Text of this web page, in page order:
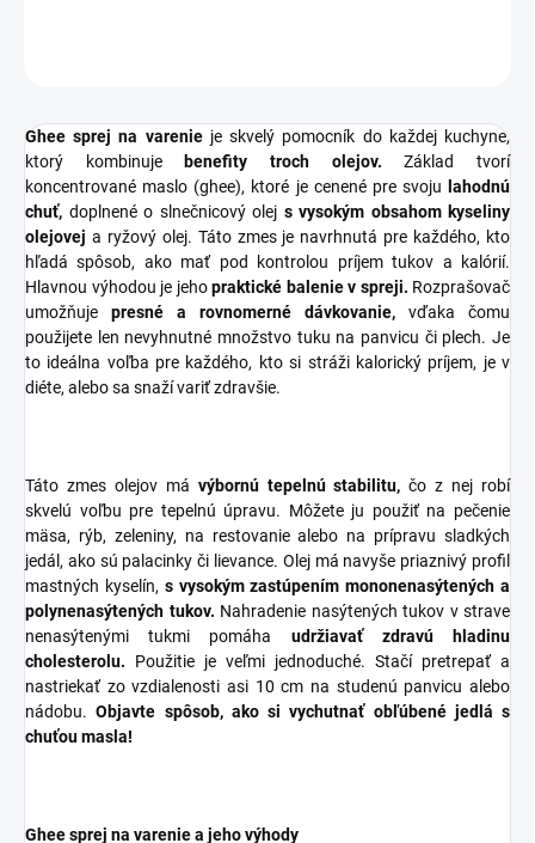
Ghee sprej na varenie je skvelý pomocník do každej kuchyne,
ktorý kombinuje
benefity troch olejov. Základ tvorí
koncentrované maslo (ghee), ktoré je cenené pre svoju
lahodnú
chuť, doplnené o slnečnicový olej s vysokým obsahom kyseliny
olejovej a ryžový olej. Táto zmes je navrhnutá pre každého, kto
hľadá spôsob, ako mať pod kontrolou príjem tukov a kalórií.
Hlavnou výhodou je jehopraktické balenie v spreji. Rozprašovač
umožňuje presné a rovnomerné dávkovanie, vďaka čomu
použijete len nevyhnutné množstvo tuku na panvicu či plech. Je
to ideálna voľba pre každého, kto si stráži kalorický príjem, je v
diéte, alebo sa snaží variť zdravšie.
Táto zmes olejov má výbornú tepelnú stabilitu, čo z nej robí
skvelú voľbu pre tepelnú úpravu. Môžete ju použiť na pečenie
mäsa, rýb, zeleniny, na restovanie alebo na prípravu sladkých
jedál, ako sú palacinky či lievance. Olej má navyše priaznivý profil
mastných kyselín, s vysokým zastúpením mononenasýtených a
polynenasýtených tukov. Nahradenie nasýtených tukov v strave
nenasýtenými tukmi pomáha udržiavať zdravú hladinu
cholesterolu. Použitie je veľmi jednoduché. Stačí pretrepať a
nastriekať zo vzdialenosti asi 10 cm na studenú panvicu alebo
nádobu.Objavte spôsob, ako si vychutnať obľúbené jedlá s
chuťou masla!
Ghee sprej na varenie a jeho výhody